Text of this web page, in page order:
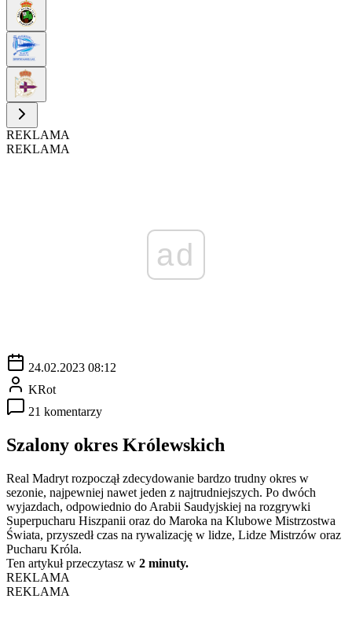
REKLAMA
REKLAMA
ad
24.02.2023 08:12
KRot
21 komentarzy
Szalony okres Królewskich
Real Madryt rozpoczął zdecydowanie bardzo trudny okres w
sezonie, najpewniej nawet jeden z najtrudniejszych. Po dwóch
wyjazdach, odpowiednio do Arabii Saudyjskiej na rozgrywki
Superpucharu Hiszpanii oraz do Maroka na Klubowe Mistrzostwa
Świata, przyszedł czas na rywalizację w lidze, Lidze Mistrzów oraz
Pucharu Króla.
Ten artykuł przeczytasz w 2 minuty.
REKLAMA
REKLAMA